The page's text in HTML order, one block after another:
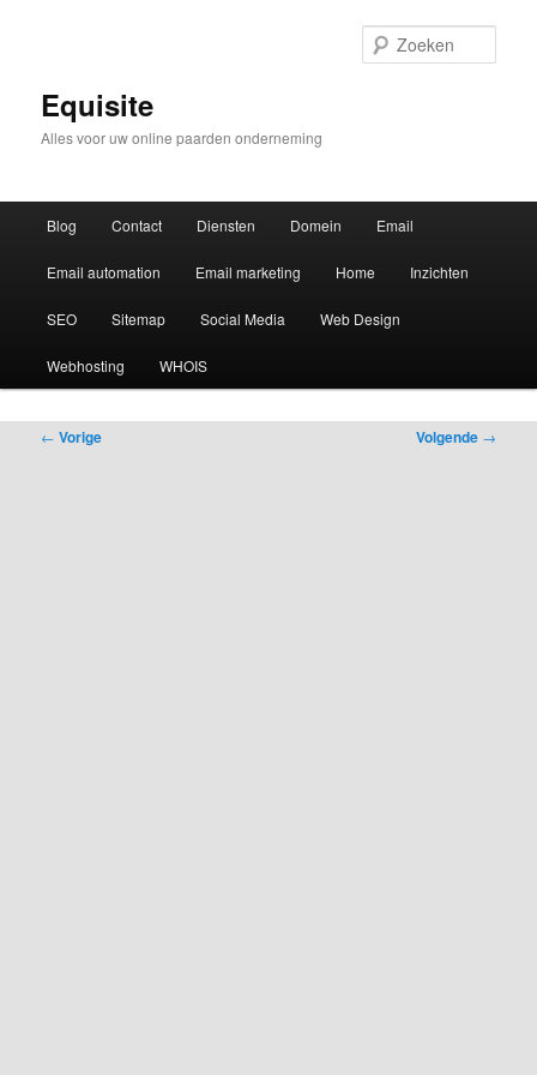
Equisite
Alles voor uw online paarden onderneming
Blog Contact Diensten Domein Email
Email automation Email marketing Home Inzichten
SEO Sitemap Social Media Web Design
Webhosting WHOIS
Bericht
← Vorige Volgende →